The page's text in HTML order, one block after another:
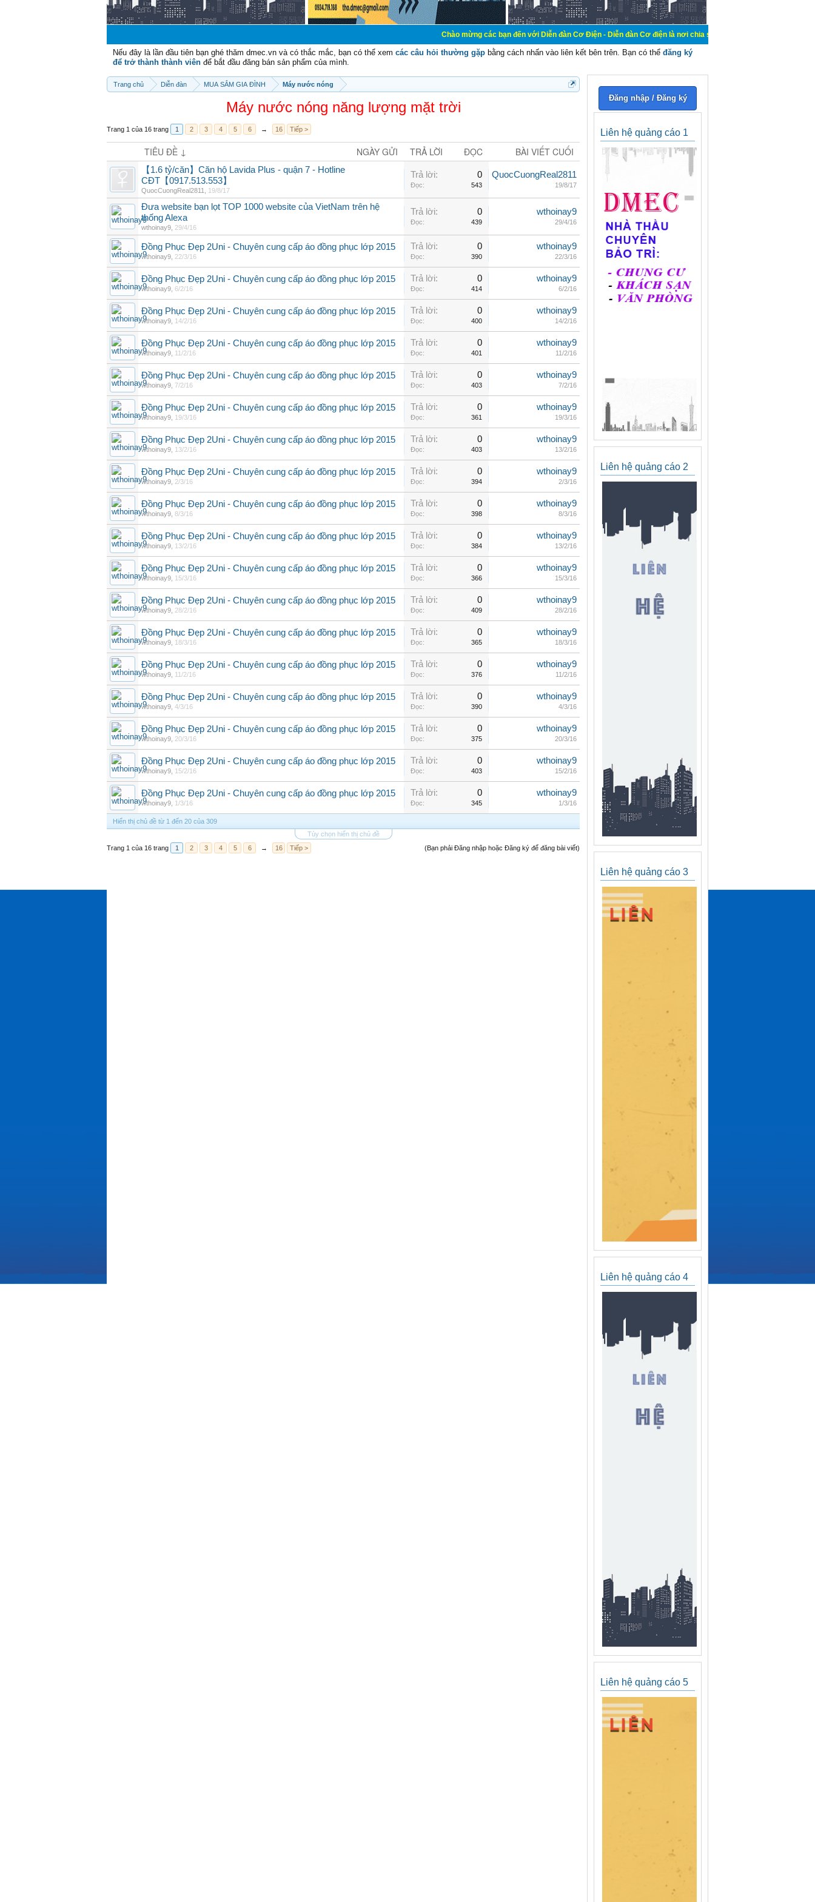
Chào mừng các bạn đến với Diễn đàn Cơ Điện - Diễn đàn Cơ điện là nơi chia sẽ kiến thức kinh nghiệm trong lãnh vực
Nếu đây là lần đầu tiên bạn ghé thăm dmec.vn và có thắc mắc, bạn có thể xem các câu hỏi thường gặp bằng cách nhấn vào liên kết bên trên. Bạn có thể đăng ký
để trở thành thành viên để bắt đầu đăng bán sản phẩm của mình.
Trang chủ Diễn đàn MUA SẮM GIA ĐÌNH Máy nước nóng
Máy nước nóng năng lượng mặt trời
Trang 1 của 16 trang 1 2 3 4 5 6 → 16 Tiếp >
TIÊU ĐỀ ↓ NGÀY GỬI TRẢ LỜI ĐỌC BÀI VIẾT CUỐI
【1.6 tỷ/căn】Căn hộ Lavida Plus - quận 7 - Hotline
CĐT【0917.513.553】
QuocCuongReal2811 19/8/17
Trả lời: 0
Đọc: 543
QuocCuongReal2811
19/8/17
Đưa website bạn lọt TOP 1000 website của VietNam trên hệ
thống Alexa
wthoinay9 29/4/16
Trả lời: 0
Đọc: 439
wthoinay9
29/4/16
Đồng Phục Đẹp 2Uni - Chuyên cung cấp áo đồng phục lớp 2015
wthoinay9 22/3/16
Trả lời: 0
Đọc: 390
wthoinay9
22/3/16
Đồng Phục Đẹp 2Uni - Chuyên cung cấp áo đồng phục lớp 2015
wthoinay9 6/2/16
Trả lời: 0
Đọc: 414
wthoinay9
6/2/16
Đồng Phục Đẹp 2Uni - Chuyên cung cấp áo đồng phục lớp 2015
wthoinay9 14/2/16
Trả lời: 0
Đọc: 400
wthoinay9
14/2/16
Đồng Phục Đẹp 2Uni - Chuyên cung cấp áo đồng phục lớp 2015
wthoinay9 11/2/16
Trả lời: 0
Đọc: 401
wthoinay9
11/2/16
Đồng Phục Đẹp 2Uni - Chuyên cung cấp áo đồng phục lớp 2015
wthoinay9 7/2/16
Trả lời: 0
Đọc: 403
wthoinay9
7/2/16
Đồng Phục Đẹp 2Uni - Chuyên cung cấp áo đồng phục lớp 2015
wthoinay9 19/3/16
Trả lời: 0
Đọc: 361
wthoinay9
19/3/16
Đồng Phục Đẹp 2Uni - Chuyên cung cấp áo đồng phục lớp 2015
wthoinay9 13/2/16
Trả lời: 0
Đọc: 403
wthoinay9
13/2/16
Đồng Phục Đẹp 2Uni - Chuyên cung cấp áo đồng phục lớp 2015
wthoinay9 2/3/16
Trả lời: 0
Đọc: 394
wthoinay9
2/3/16
Đồng Phục Đẹp 2Uni - Chuyên cung cấp áo đồng phục lớp 2015
wthoinay9 8/3/16
Trả lời: 0
Đọc: 398
wthoinay9
8/3/16
Đồng Phục Đẹp 2Uni - Chuyên cung cấp áo đồng phục lớp 2015
wthoinay9 13/2/16
Trả lời: 0
Đọc: 384
wthoinay9
13/2/16
Đồng Phục Đẹp 2Uni - Chuyên cung cấp áo đồng phục lớp 2015
wthoinay9 15/3/16
Trả lời: 0
Đọc: 366
wthoinay9
15/3/16
Đồng Phục Đẹp 2Uni - Chuyên cung cấp áo đồng phục lớp 2015
wthoinay9 28/2/16
Trả lời: 0
Đọc: 409
wthoinay9
28/2/16
Đồng Phục Đẹp 2Uni - Chuyên cung cấp áo đồng phục lớp 2015
wthoinay9 18/3/16
Trả lời: 0
Đọc: 365
wthoinay9
18/3/16
Đồng Phục Đẹp 2Uni - Chuyên cung cấp áo đồng phục lớp 2015
wthoinay9 11/2/16
Trả lời: 0
Đọc: 376
wthoinay9
11/2/16
Đồng Phục Đẹp 2Uni - Chuyên cung cấp áo đồng phục lớp 2015
wthoinay9 4/3/16
Trả lời: 0
Đọc: 390
wthoinay9
4/3/16
Đồng Phục Đẹp 2Uni - Chuyên cung cấp áo đồng phục lớp 2015
wthoinay9 20/3/16
Trả lời: 0
Đọc: 375
wthoinay9
20/3/16
Đồng Phục Đẹp 2Uni - Chuyên cung cấp áo đồng phục lớp 2015
wthoinay9 15/2/16
Trả lời: 0
Đọc: 403
wthoinay9
15/2/16
Đồng Phục Đẹp 2Uni - Chuyên cung cấp áo đồng phục lớp 2015
wthoinay9 1/3/16
Trả lời: 0
Đọc: 345
wthoinay9
1/3/16
Hiển thị chủ đề từ 1 đến 20 của 309
Tùy chọn hiển thị chủ đề
(Bạn phải Đăng nhập hoặc Đăng ký để đăng bài viết)
Trang 1 của 16 trang 1 2 3 4 5 6 → 16 Tiếp >
Đăng nhập / Đăng ký
Liên hệ quảng cáo 1
Liên hệ quảng cáo 2
Liên hệ quảng cáo 3
Liên hệ quảng cáo 4
Liên hệ quảng cáo 5